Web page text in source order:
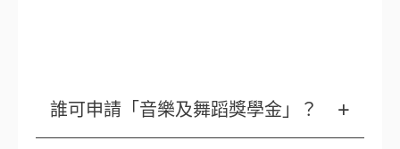
誰可申請「音樂及舞蹈獎學金」？